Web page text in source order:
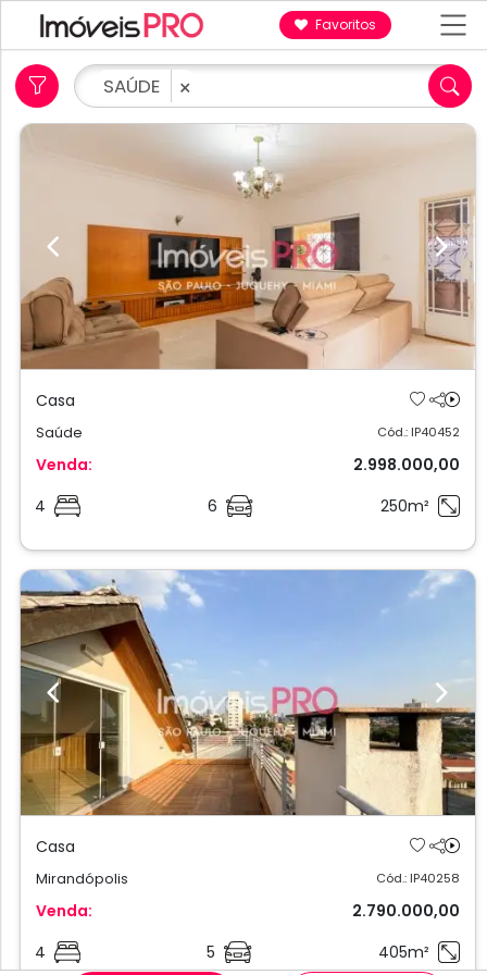
Favoritos
SAÚDE ×
Previous Next
Casa
Saúde Cód.: IP40452
Venda:
2.998.000,00
4
6 250m²
Previous Next
Casa
Mirandópolis Cód.: IP40258
Venda:
2.790.000,00
4
5 405m²